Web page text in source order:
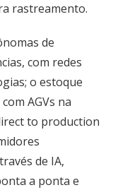
rastreamento.
de
com redes
o estoque
AGVs na
to production
de IA,
a ponta e